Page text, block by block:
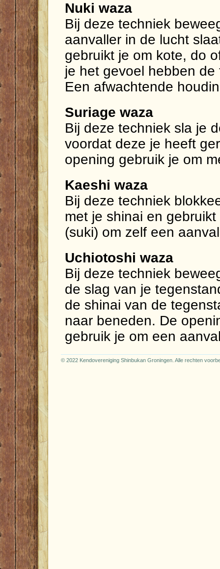
Nuki waza
Bij deze techniek
aanvaller in de lucht
gebruikt je om kote, do
je het gevoel hebben
Een afwachtende
Suriage waza
Bij deze techniek sla je
voordat deze je heeft
opening gebruik je om
Kaeshi waza
Bij deze techniek
met je shinai en
(suki) om zelf een
Uchiotoshi waza
Bij deze techniek
de slag van je
de shinai van de
naar beneden. De
gebruik je om een
© 2022 Kendovereniging Shinbukan Groningen. Alle rechten